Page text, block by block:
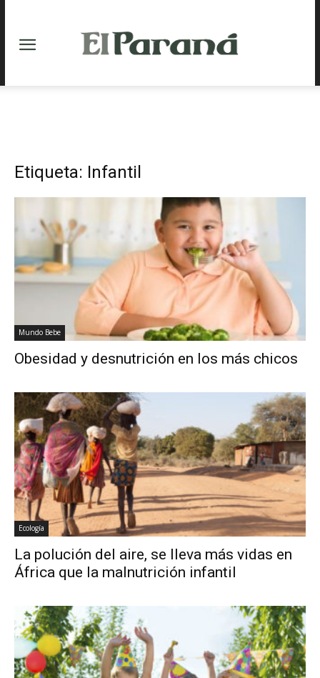
Etiqueta: Infantil
Mundo Bebe
Obesidad y desnutrición en los más chicos
Ecología
La polución del aire, se lleva más vidas en
África que la malnutrición infantil